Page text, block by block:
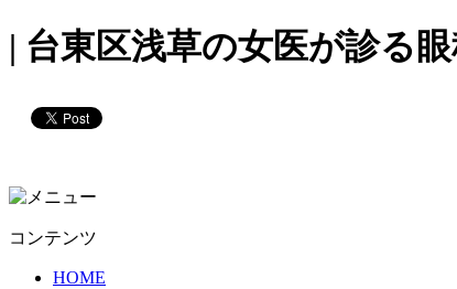
| 台東区浅草の女医が診る
コンテンツ
HOME